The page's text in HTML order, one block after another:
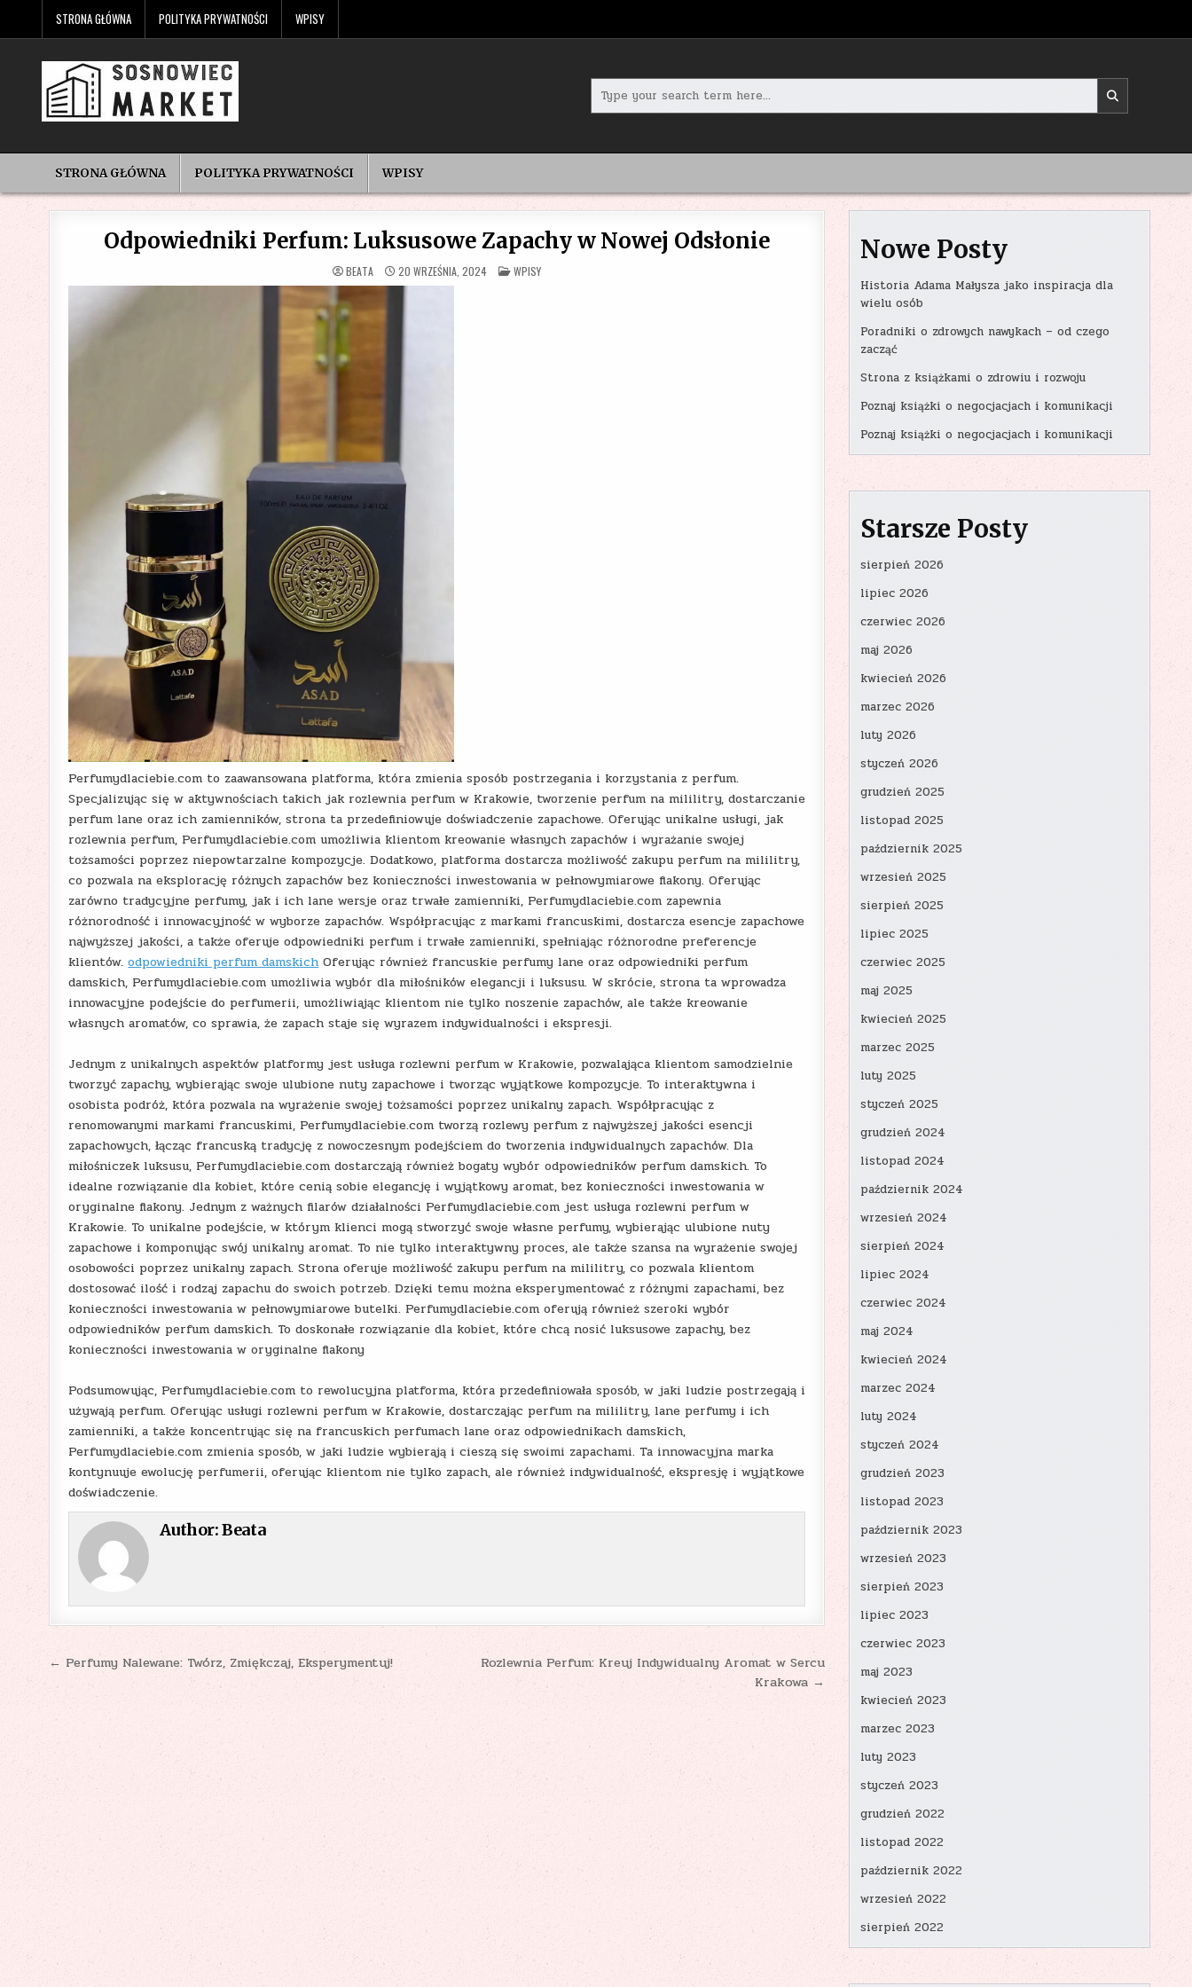
content
STRONA GŁÓWNA POLITYKA PRYWATNOŚCI WPISY
for:
STRONA GŁÓWNA POLITYKA PRYWATNOŚCI WPISY
Odpowiedniki Perfum: Luksusowe Zapachy w Nowej Odsłonie
BEATA 20 WRZEŚNIA, 2024 POSTED
IN
WPISY
Perfumydlaciebie.com to zaawansowana platforma, która zmienia sposób postrzegania i korzystania z perfum.
Specjalizując się w aktywnościach takich jak rozlewnia perfum w Krakowie, tworzenie perfum na mililitry, dostarczanie
perfum lane oraz ich zamienników, strona ta przedefiniowuje doświadczenie zapachowe. Oferując unikalne usługi, jak
rozlewnia perfum, Perfumydlaciebie.com umożliwia klientom kreowanie własnych zapachów i wyrażanie swojej
tożsamości poprzez niepowtarzalne kompozycje. Dodatkowo, platforma dostarcza możliwość zakupu perfum na mililitry,
co pozwala na eksplorację różnych zapachów bez konieczności inwestowania w pełnowymiarowe flakony. Oferując
zarówno tradycyjne perfumy, jak i ich lane wersje oraz trwałe zamienniki, Perfumydlaciebie.com zapewnia
różnorodność i innowacyjność w wyborze zapachów. Współpracując z markami francuskimi, dostarcza esencje zapachowe
najwyższej jakości, a także oferuje odpowiedniki perfum i trwałe zamienniki, spełniając różnorodne preferencje
klientów.odpowiedniki perfum damskich Oferując również francuskie perfumy lane oraz odpowiedniki perfum
damskich, Perfumydlaciebie.com umożliwia wybór dla miłośników elegancji i luksusu. W skrócie, strona ta wprowadza
innowacyjne podejście do perfumerii, umożliwiając klientom nie tylko noszenie zapachów, ale także kreowanie
własnych aromatów, co sprawia, że zapach staje się wyrazem indywidualności i ekspresji.
Jednym z unikalnych aspektów platformy jest usługa rozlewni perfum w Krakowie, pozwalająca klientom samodzielnie
tworzyć zapachy, wybierając swoje ulubione nuty zapachowe i tworząc wyjątkowe kompozycje. To interaktywna i
osobista podróż, która pozwala na wyrażenie swojej tożsamości poprzez unikalny zapach. Współpracując z
renomowanymi markami francuskimi, Perfumydlaciebie.com tworzą rozlewy perfum z najwyższej jakości esencji
zapachowych, łącząc francuską tradycję z nowoczesnym podejściem do tworzenia indywidualnych zapachów. Dla
miłośniczek luksusu, Perfumydlaciebie.com dostarczają również bogaty wybór odpowiedników perfum damskich. To
idealne rozwiązanie dla kobiet, które cenią sobie elegancję i wyjątkowy aromat, bez konieczności inwestowania w
oryginalne flakony. Jednym z ważnych filarów działalności Perfumydlaciebie.com jest usługa rozlewni perfum w
Krakowie. To unikalne podejście, w którym klienci mogą stworzyć swoje własne perfumy, wybierając ulubione nuty
zapachowe i komponując swój unikalny aromat. To nie tylko interaktywny proces, ale także szansa na wyrażenie swojej
osobowości poprzez unikalny zapach. Strona oferuje możliwość zakupu perfum na mililitry, co pozwala klientom
dostosować ilość i rodzaj zapachu do swoich potrzeb. Dzięki temu można eksperymentować z różnymi zapachami, bez
konieczności inwestowania w pełnowymiarowe butelki. Perfumydlaciebie.com oferują również szeroki wybór
odpowiedników perfum damskich. To doskonałe rozwiązanie dla kobiet, które chcą nosić luksusowe zapachy, bez
konieczności inwestowania w oryginalne flakony
Podsumowując, Perfumydlaciebie.com to rewolucyjna platforma, która przedefiniowała sposób, w jaki ludzie postrzegają i
używają perfum. Oferując usługi rozlewni perfum w Krakowie, dostarczając perfum na mililitry, lane perfumy i ich
zamienniki, a także koncentrując się na francuskich perfumach lane oraz odpowiednikach damskich,
Perfumydlaciebie.com zmienia sposób, w jaki ludzie wybierają i cieszą się swoimi zapachami. Ta innowacyjna marka
kontynuuje ewolucję perfumerii, oferując klientom nie tylko zapach, ale również indywidualność, ekspresję i wyjątkowe
doświadczenie.
Author:Beata
Nawigacja
wpisu
Rozlewnia Perfum: Kreuj Indywidualny Aromat w Sercu
Krakowa →
← Perfumy Nalewane: Twórz, Zmiękczaj, Eksperymentuj!
Nowe Posty
Historia Adama Małysza jako inspiracja dla
wielu osób
Poradniki o zdrowych nawykach – od czego
zacząć
Strona z książkami o zdrowiu i rozwoju
Poznaj książki o negocjacjach i komunikacji
Poznaj książki o negocjacjach i komunikacji
Starsze Posty
sierpień 2026
lipiec 2026
czerwiec 2026
maj 2026
kwiecień 2026
marzec 2026
luty 2026
styczeń 2026
grudzień 2025
listopad 2025
październik 2025
wrzesień 2025
sierpień 2025
lipiec 2025
czerwiec 2025
maj 2025
kwiecień 2025
marzec 2025
luty 2025
styczeń 2025
grudzień 2024
listopad 2024
październik 2024
wrzesień 2024
sierpień 2024
lipiec 2024
czerwiec 2024
maj 2024
kwiecień 2024
marzec 2024
luty 2024
styczeń 2024
grudzień 2023
listopad 2023
październik 2023
wrzesień 2023
sierpień 2023
lipiec 2023
czerwiec 2023
maj 2023
kwiecień 2023
marzec 2023
luty 2023
styczeń 2023
grudzień 2022
listopad 2022
październik 2022
wrzesień 2022
sierpień 2022